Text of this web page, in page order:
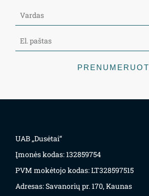
PRENUMERUOTI
UAB „Dusėtai“
Įmonės kodas: 132859754
PVM mokėtojo kodas: LT328597515
Adresas: Savanorių pr. 170, Kaunas